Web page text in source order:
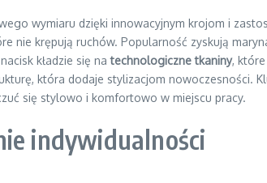
wymiaru dzięki innowacyjnym krojom i
nie krępują ruchów. Popularność zyskują
kładzie się natechnologiczne tkaniny, które
która dodaje stylizacjom nowoczesności.
się stylowo i komfortowo w miejscu pracy.
indywidualności